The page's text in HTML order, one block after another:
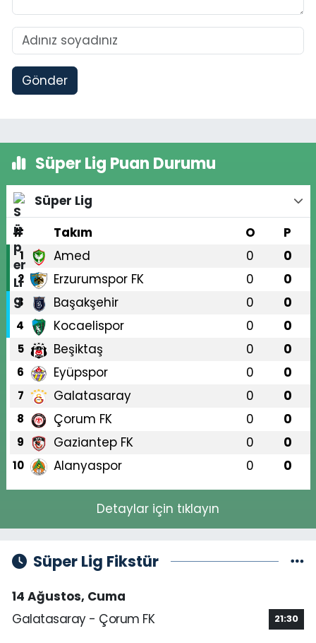
Gönder
Süper Lig Puan Durumu
Süper Lig
#
Takım O P
1 Amed 0 0
2 Erzurumspor FK 0 0
3 Başakşehir 0 0
4 Kocaelispor 0 0
5 Beşiktaş 0 0
6 Eyüpspor 0 0
7 Galatasaray 0 0
8 Çorum FK 0 0
9 Gaziantep FK 0 0
10 Alanyaspor 0 0
Detaylar için tıklayın
Süper Lig Fikstür
14 Ağustos, Cuma
Galatasaray - Çorum FK
21:30